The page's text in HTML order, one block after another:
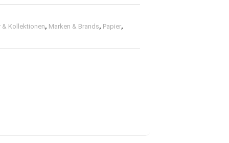
& Kollektionen, Marken & Brands, Papier,